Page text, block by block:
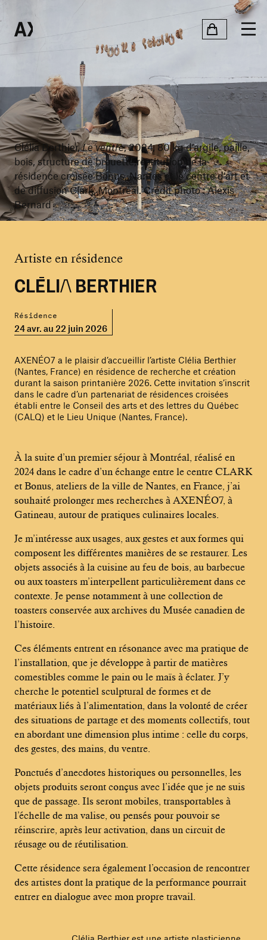
Clélia Berthier,Le ventre, 2024, 80 kg d’argile, paille,
bois, structure de brouette,restitution de la
résidence croisée Bonus, Nantes et le centre d’art et
de diffusion Clark, Montréal. Crédit photo : Alexis
Bernard
CLÉLIA BERTHIER
Artiste en résidence
Résidence
24 avr. au 22 juin 2026
AXENÉO7 a le plaisir d’accueillir l’artiste Clélia Berthier
(Nantes, France) en résidence de recherche et création
durant la saison printanière 2026. Cette invitation s’inscrit
dans le cadre d’un partenariat de résidences croisées
établi entre le Conseil des arts et des lettres du Québec
(CALQ) et le Lieu Unique (Nantes, France).
À la suite d’un premier séjour à Montréal, réalisé en
2024 dans le cadre d’un échange entre le centre CLARK
et Bonus, ateliers de la ville de Nantes, en France, j’ai
souhaité prolonger mes recherches à AXENÉO7, à
Gatineau, autour de pratiques culinaires locales.
Je m’intéresse aux usages, aux gestes et aux formes qui
composent les différentes manières de se restaurer. Les
objets associés à la cuisine au feu de bois, au barbecue
ou aux toasters m’interpellent particulièrement dans ce
contexte. Je pense notamment à une collection de
toasters conservée aux archives du Musée canadien de
l’histoire.
Ces éléments entrent en résonance avec ma pratique de
l’installation, que je développe à partir de matières
comestibles comme le pain ou le maïs à éclater. J’y
cherche le potentiel sculptural de formes et de
matériaux liés à l’alimentation, dans la volonté de créer
des situations de partage et des moments collectifs, tout
en abordant une dimension plus intime : celle du corps,
des gestes, des mains, du ventre.
Ponctués d’anecdotes historiques ou personnelles, les
objets produits seront conçus avec l’idée que je ne suis
que de passage. Ils seront mobiles, transportables à
l’échelle de ma valise, ou pensés pour pouvoir se
réinscrire, après leur activation, dans un circuit de
réusage ou de réutilisation.
Cette résidence sera également l’occasion de rencontrer
des artistes dont la pratique de la performance pourrait
entrer en dialogue avec mon propre travail.